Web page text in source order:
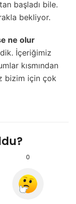
başladı bile.
bekliyor.
ne olur
İçeriğimiz
kısmından
bizim için çok
0